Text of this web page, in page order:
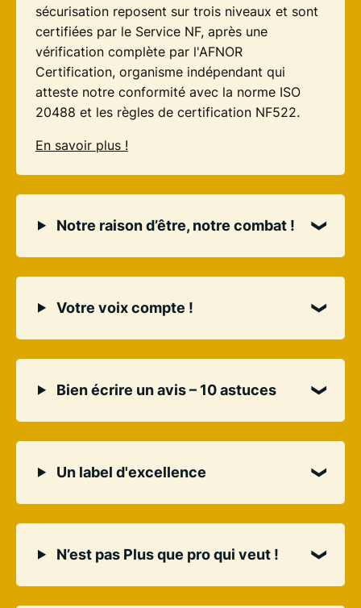
sécurisation reposent sur trois niveaux et sont
certifiées par le Service NF, après une
vérification complète par l'AFNOR
Certification, organisme indépendant qui
atteste notre conformité avec la norme ISO
20488 et les règles de certification NF522.
En savoir plus !
Notre raison d’être, notre combat !
Votre voix compte !
Bien écrire un avis – 10 astuces
Un label d'excellence
N’est pas Plus que pro qui veut !